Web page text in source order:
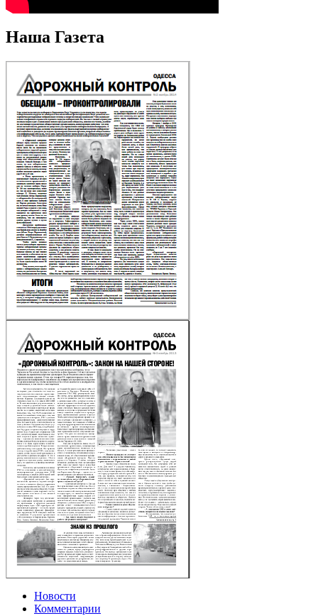
Наша Газета
Новости
Комментарии